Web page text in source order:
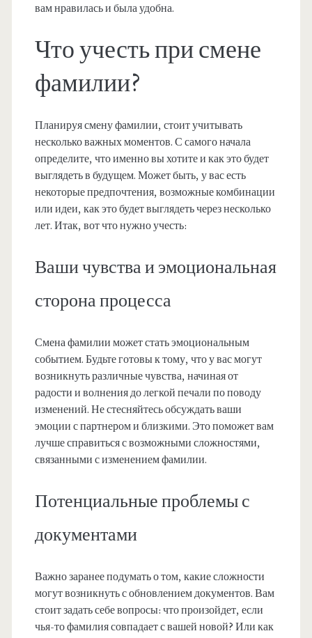
вам нравилась и была удобна.
Что учесть при смене
фамилии?
Планируя смену фамилии, стоит учитывать
несколько важных моментов. С самого начала
определите, что именно вы хотите и как это будет
выглядеть в будущем. Может быть, у вас есть
некоторые предпочтения, возможные комбинации
или идеи, как это будет выглядеть через несколько
лет. Итак, вот что нужно учесть:
Ваши чувства и эмоциональная
сторона процесса
Смена фамилии может стать эмоциональным
событием. Будьте готовы к тому, что у вас могут
возникнуть различные чувства, начиная от
радости и волнения до легкой печали по поводу
изменений. Не стесняйтесь обсуждать ваши
эмоции с партнером и близкими. Это поможет вам
лучше справиться с возможными сложностями,
связанными с изменением фамилии.
Потенциальные проблемы с
документами
Важно заранее подумать о том, какие сложности
могут возникнуть с обновлением документов. Вам
стоит задать себе вопросы: что произойдет, если
чья-то фамилия совпадает с вашей новой? Или как